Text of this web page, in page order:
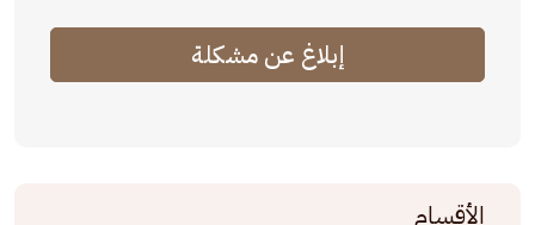
إبلاغ عن مشكلة
الأقسام